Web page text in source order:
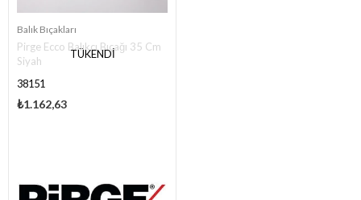
TÜKENDI
Balık Bıçakları
Pirge Ecco Balıkçı Bıçağı 35 Cm
Siyah
38151
₺1.162,63